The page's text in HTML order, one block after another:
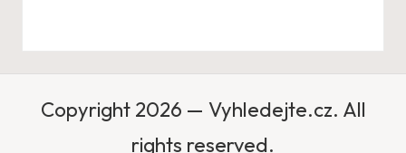
Copyright 2026 — Vyhledejte.cz. All
rights reserved.